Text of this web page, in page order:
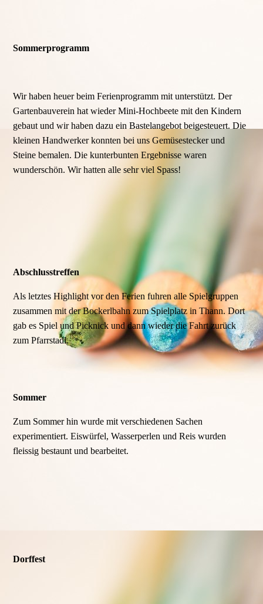
Sommerprogramm
Wir haben heuer beim Ferienprogramm mit unterstützt. Der
Gartenbauverein hat wieder Mini-Hochbeete mit den Kindern
gebaut und wir haben dazu ein Bastelangebot beigesteuert. Die
kleinen Handwerker konnten bei uns Gemüsestecker und
Steine bemalen. Die kunterbunten Ergebnisse waren
wunderschön. Wir hatten alle sehr viel Spass!
Abschlusstreffen
Als letztes Highlight vor den Ferien fuhren alle Spielgruppen
zusammen mit der Bockerlbahn zum Spielplatz in Thann. Dort
gab es Spiel und Picknick und dann wieder die Fahrt zurück
zum Pfarrstadl.
Sommer
Zum Sommer hin wurde mit verschiedenen Sachen
experimentiert. Eiswürfel, Wasserperlen und Reis wurden
fleissig bestaunt und bearbeitet.
Dorffest